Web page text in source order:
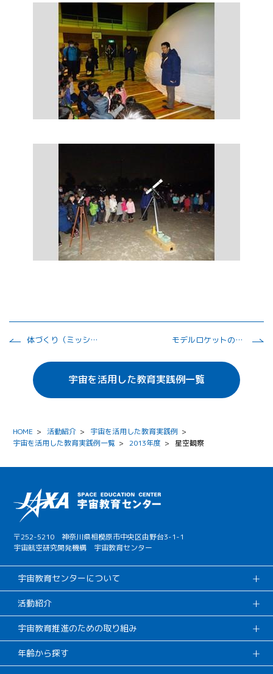
体づくり（ミッションXをベースに） モデルロケットの製作と打ち上げ
宇宙を活用した教育実践例一覧
HOME > 活動紹介 > 宇宙を活用した教育実践例 >
宇宙を活用した教育実践例一覧 > 2013年度 > 星空観察
〒252-5210 神奈川県相模原市中央区由野台3-1-1
宇宙航空研究開発機構 宇宙教育センター
宇宙教育センターについて
活動紹介
宇宙教育推進のための取り組み
年齢から探す